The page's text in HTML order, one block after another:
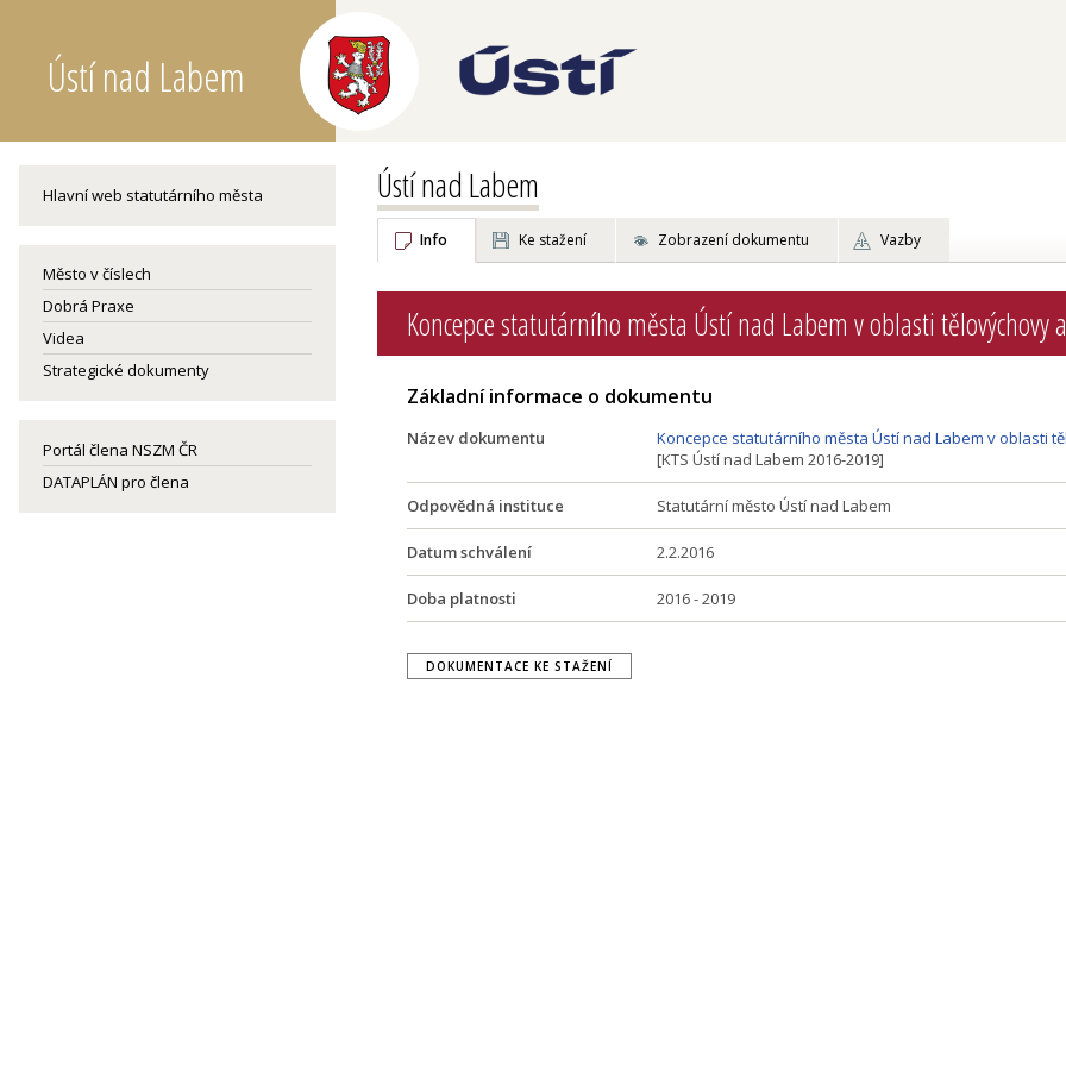
Ústí nad Labem
Hlavní web statutárního města
Město v číslech
Dobrá Praxe
Videa
Strategické dokumenty
Portál člena NSZM ČR
DATAPLÁN pro člena
Ústí nad Labem
Info Ke stažení Zobrazení dokumentu Vazby
Koncepce statutárního města Ústí nad Labem v oblasti tělovýchovy
Základní informace o dokumentu
Název dokumentu
Koncepce statutárního města Ústí nad Labem v oblasti
[KTS Ústí nad Labem 2016-2019]
Odpovědná instituce Statutární město Ústí nad Labem
Datum schválení 2.2.2016
Doba platnosti 2016 - 2019
DOKUMENTACE KE STAŽENÍ